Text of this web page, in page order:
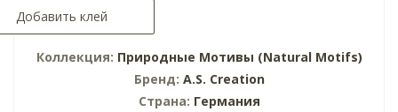
Добавить клей
Коллекция: Природные Мотивы (Natural Motifs)
Бренд: A.S. Creation
Страна: Германия